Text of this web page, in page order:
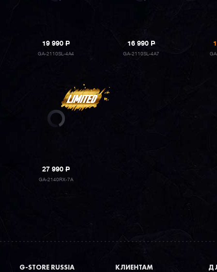
19 990P
GA-2110SL-4A4
16 990P
GA-2110SL-4A7
27 990P
GA-2140RX-7A
G-STORE RUSSIA КЛИЕНТАМ